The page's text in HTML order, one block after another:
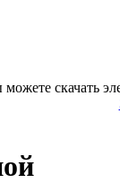
скачать